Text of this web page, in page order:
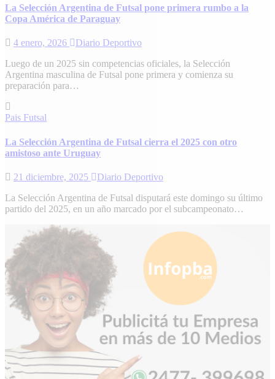
La Selección Argentina de Futsal pone primera rumbo a la
Copa América de Paraguay
4 enero, 2026
Diario Deportivo
Luego de un 2025 sin competencias oficiales, la Selección
Argentina masculina de Futsal pone primera y comienza su
preparación para…
Pais Futsal
La Selección Argentina de Futsal cierra el 2025 con otro
amistoso ante Uruguay
21 diciembre, 2025
Diario Deportivo
La Selección Argentina de Futsal disputará este domingo su último
partido del 2025, en un año marcado por el subcampeonato…